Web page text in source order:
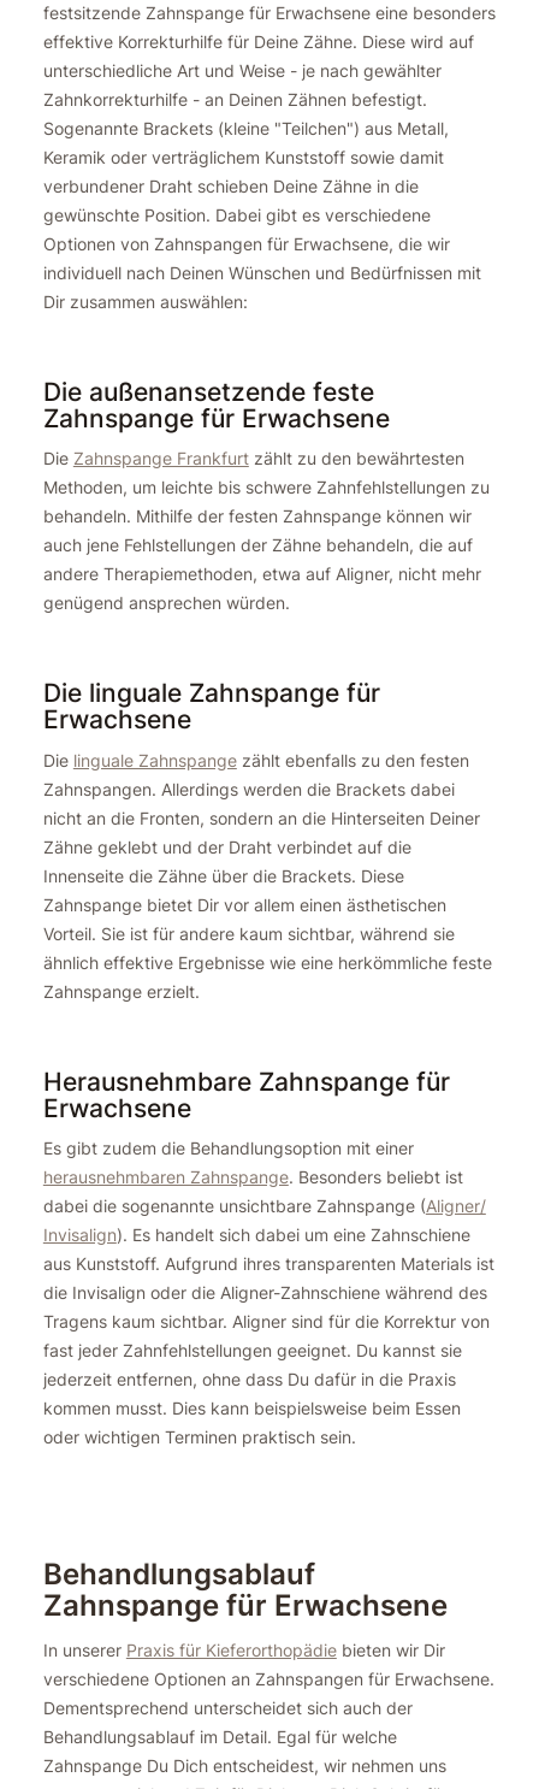
festsitzende Zahnspange für Erwachsene eine besonders
effektive Korrekturhilfe für Deine Zähne. Diese wird auf
unterschiedliche Art und Weise - je nach gewählter
Zahnkorrekturhilfe - an Deinen Zähnen befestigt.
Sogenannte Brackets (kleine "Teilchen") aus Metall,
Keramik oder verträglichem Kunststoff sowie damit
verbundener Draht schieben Deine Zähne in die
gewünschte Position. Dabei gibt es verschiedene
Optionen von Zahnspangen für Erwachsene, die wir
individuell nach Deinen Wünschen und Bedürfnissen mit
Dir zusammen auswählen:
Die außenansetzende feste
Zahnspange für Erwachsene
Die Zahnspange Frankfurtzählt zu den bewährtesten
Methoden, um leichte bis schwere Zahnfehlstellungen zu
behandeln. Mithilfe der festen Zahnspange können wir
auch jene Fehlstellungen der Zähne behandeln, die auf
andere Therapiemethoden, etwa auf Aligner, nicht mehr
genügend ansprechen würden.
Die linguale Zahnspange für
Erwachsene
Die linguale Zahnspangezählt ebenfalls zu den festen
Zahnspangen. Allerdings werden die Brackets dabei
nicht an die Fronten, sondern an die Hinterseiten Deiner
Zähne geklebt und der Draht verbindet auf die
Innenseite die Zähne über die Brackets. Diese
Zahnspange bietet Dir vor allem einen ästhetischen
Vorteil. Sie ist für andere kaum sichtbar, während sie
ähnlich effektive Ergebnisse wie eine herkömmliche feste
Zahnspange erzielt.
Herausnehmbare Zahnspange für
Erwachsene
Es gibt zudem die Behandlungsoption mit einer
herausnehmbaren Zahnspange. Besonders beliebt ist
dabei die sogenannte unsichtbare Zahnspange (Aligner/
Invisalign). Es handelt sich dabei um eine Zahnschiene
aus Kunststoff. Aufgrund ihres transparenten Materials ist
die Invisalign oder die Aligner-Zahnschiene während des
Tragens kaum sichtbar. Aligner sind für die Korrektur von
fast jeder Zahnfehlstellungen geeignet. Du kannst sie
jederzeit entfernen, ohne dass Du dafür in die Praxis
kommen musst. Dies kann beispielsweise beim Essen
oder wichtigen Terminen praktisch sein.
Behandlungsablauf
Zahnspange für Erwachsene
In unserer Praxis für Kieferorthopädiebieten wir Dir
verschiedene Optionen an Zahnspangen für Erwachsene.
Dementsprechend unterscheidet sich auch der
Behandlungsablauf im Detail. Egal für welche
Zahnspange Du Dich entscheidest, wir nehmen uns